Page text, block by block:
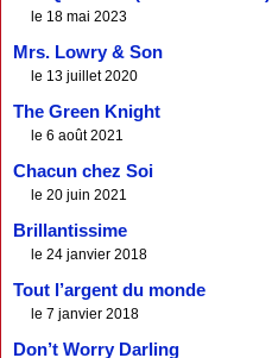
le 18 mai 2023
Mrs. Lowry & Son
le 13 juillet 2020
The Green Knight
le 6 août 2021
Chacun chez Soi
le 20 juin 2021
Brillantissime
le 24 janvier 2018
Tout l’argent du monde
le 7 janvier 2018
Don’t Worry Darling